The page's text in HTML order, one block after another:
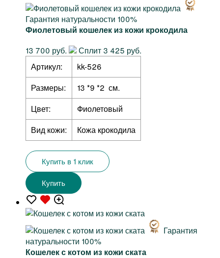
Гарантия натуральности 100%
Фиолетовый кошелек из кожи крокодила
13 700 руб.
Сплит 3 425 руб.
Артикул:
kk-526
Размеры:
13 *9 *2 см.
Цвет:
Фиолетовый
Вид кожи:
Кожа крокодила
Купить в 1 клик
Купить
Гарантия
натуральности 100%
Кошелек с котом из кожи ската